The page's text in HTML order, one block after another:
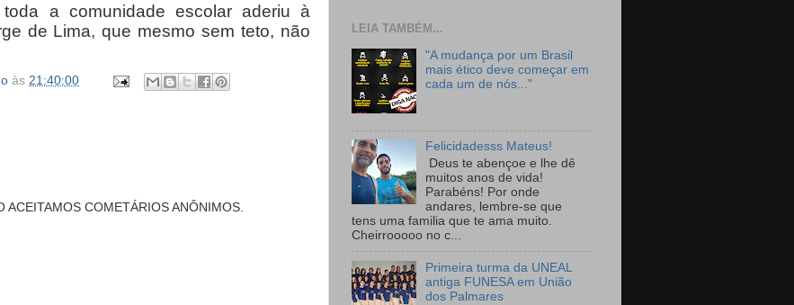
a comunidade escolar aderiu à
de Lima, que mesmo sem teto, não
às 21:40:00
ACEITAMOS COMETÁRIOS ANÔNIMOS.
LEIA TAMBÉM...
"A mudança por um Brasil
mais ético deve começar em
cada um de nós..."
Felicidadesss Mateus!
Deus te abençoe e lhe dê
muitos anos de vida!
Parabéns! Por onde
andares, lembre-se que
tens uma familia que te ama muito.
Cheirrooooo no c...
Primeira turma da UNEAL
antiga FUNESA em União
dos Palmares